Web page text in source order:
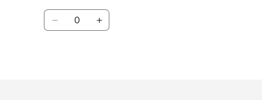
Quantité
Réduire
Augmenter